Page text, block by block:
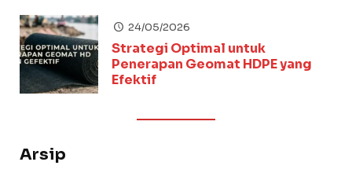
24/05/2026
Strategi Optimal untuk
Penerapan Geomat HDPE yang
Efektif
Arsip